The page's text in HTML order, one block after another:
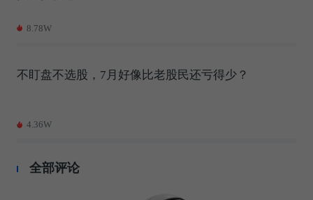
8.78W
不盯盘不选股，7月好像比老股民还亏得少？
4.36W
全部评论